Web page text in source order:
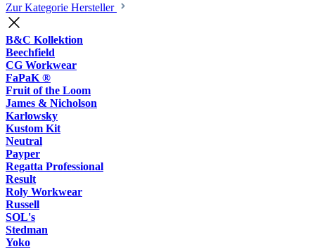
Zur Kategorie Hersteller
B&C Kollektion
Beechfield
CG Workwear
FaPaK ®
Fruit of the Loom
James & Nicholson
Karlowsky
Kustom Kit
Neutral
Payper
Regatta Professional
Result
Roly Workwear
Russell
SOL's
Stedman
Yoko